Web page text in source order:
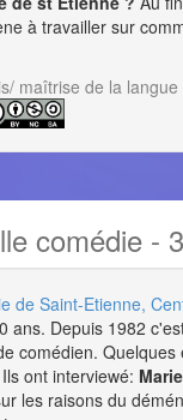
à travailler sur
maîtrise de la langue
comédie -
de Saint-Etienne,
ans. Depuis 1982
comédien.
ont interviewé:
les raisons du